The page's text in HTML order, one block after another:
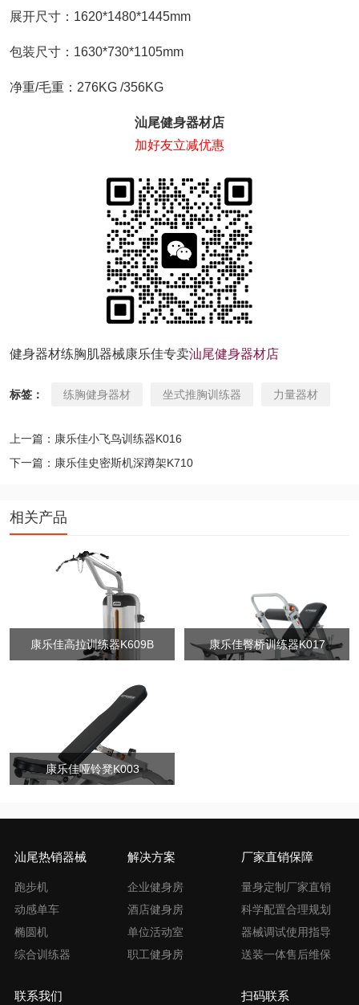
展开尺寸：1620*1480*1445mm
包装尺寸：1630*730*1105mm
净重/毛重：276KG /356KG
汕尾健身器材店
加好友立减优惠
健身器材练胸肌器械康乐佳专卖汕尾健身器材店
标签： 练胸健身器材 坐式推胸训练器 力量器材
上一篇：康乐佳小飞鸟训练器K016
下一篇：康乐佳史密斯机深蹲架K710
相关产品
康乐佳高拉训练器K609B 康乐佳臀桥训练器K017
康乐佳哑铃凳K003
汕尾热销器械
跑步机
动感单车
椭圆机
综合训练器
解决方案
企业健身房
酒店健身房
单位活动室
职工健身房
厂家直销保障
量身定制厂家直销
科学配置合理规划
器械调试使用指导
送装一体售后维保
联系我们 扫码联系